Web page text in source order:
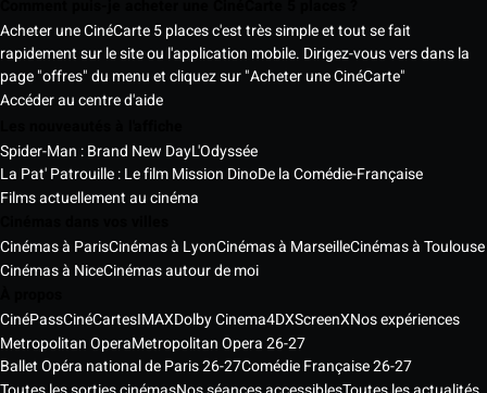
Acheter une CinéCarte 5 places c'est très simple et tout se fait
rapidement sur le site ou l'application mobile. Dirigez-vous vers dans la
page "offres" du menu et cliquez sur "Acheter une CinéCarte"
Accéder au centre d'aide
Spider-Man : Brand New DayL'Odyssée
La Pat' Patrouille : Le film Mission DinoDe la Comédie-Française
Films actuellement au cinéma
Cinémas à ParisCinémas à LyonCinémas à MarseilleCinémas à Toulouse
Cinémas à NiceCinémas autour de moi
CinéPassCinéCartesIMAXDolby Cinema4DXScreenXNos expériences
Metropolitan OperaMetropolitan Opera 26-27
Ballet Opéra national de Paris 26-27Comédie Française 26-27